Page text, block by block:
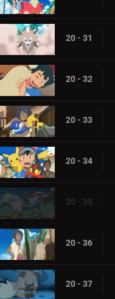
20 - 31
20 - 32
20 - 33
20 - 34
20 - 35
20 - 36
20 - 37